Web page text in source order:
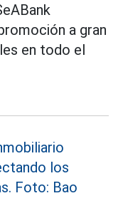
a gran
en todo el